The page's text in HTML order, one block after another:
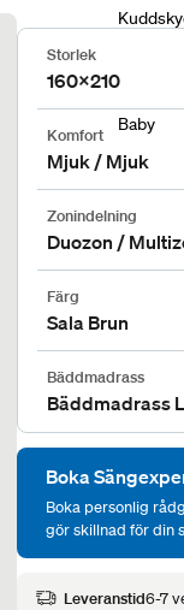
Baby
Storlek
160x210
Komfort
Mjuk / Mjuk
Zonindelning
Duozon /
Färg
Sala Brun
Bäddmadrass
Bäddmadrass
Boka
Boka personlig
gör skillnad för din
Leveranstid6-7